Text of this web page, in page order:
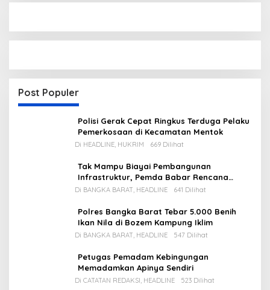
Post Populer
Polisi Gerak Cepat Ringkus Terduga Pelaku
Pemerkosaan di Kecamatan Mentok
Di HEADLINE, HUKRIM 669 Dilihat
Tak Mampu Biayai Pembangunan
Infrastruktur, Pemda Babar Rencana
Utang Rp65 M
Di BANGKA BARAT, HEADLINE 641 Dilihat
Polres Bangka Barat Tebar 5.000 Benih
Ikan Nila di Bozem Kampung Iklim
Di BANGKA BARAT, HEADLINE 547 Dilihat
Petugas Pemadam Kebingungan
Memadamkan Apinya Sendiri
Di CATATAN REDAKSI, HEADLINE 523 Dilihat